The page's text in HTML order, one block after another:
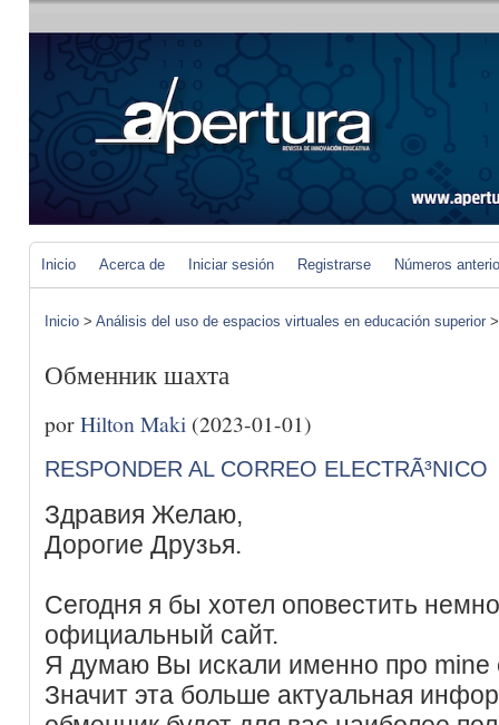
Inicio Acerca de Iniciar sesión Registrarse Números
Inicio > Análisis del uso de espacios virtuales en educación superior
Обменник шахта
porHilton Maki (2023-01-01)
RESPONDER AL CORREO ELECTRÃ³NICO
Здравия Желаю,
Дорогие Друзья.
Сегодня я бы хотел оповестить
официальный сайт.
Я думаю Вы искали именно про mine
Значит эта больше актуальная